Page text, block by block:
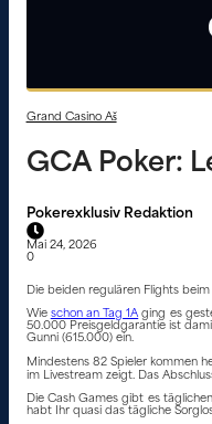
Grand Casino Aš
GCA Poker:
Pokerexklusiv Redaktion
Mai 24, 2026
0
Die beiden regulären Flights
Wie schon an Tag 1A ging es
50.000 Preisgeldgarantie ist
Gunni (615.000) ein.
Mindestens 82 Spieler kommen
im Livestream zeigt. Das
Die Cash Games gibt es
habt Ihr quasi das tägliche